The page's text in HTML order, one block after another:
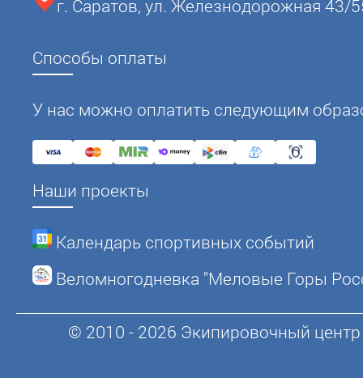
г. Саратов, ул. Железнодорожная 43/
Способы оплаты
У нас можно оплатить следующим
Наши проекты
Календарь спортивных событий
Веломногодневка "Меловые Горы
© 2010 - 2026 Экипировочный